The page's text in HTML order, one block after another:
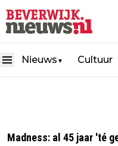
Nieuws ▼ Cultuur
Madness: al 45 jaar 'té